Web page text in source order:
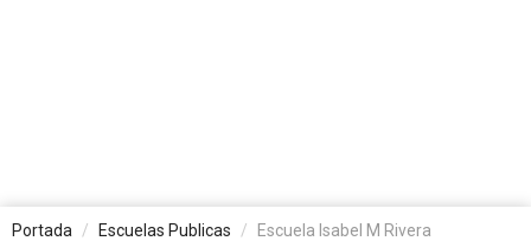
Portada Escuelas Publicas Escuela Isabel M Rivera